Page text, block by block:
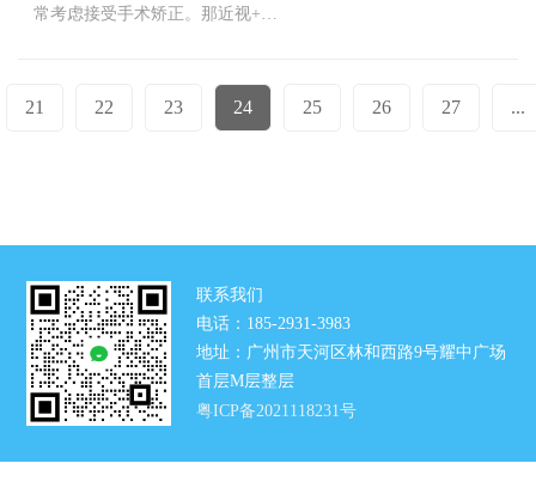
常考虑接受手术矫正。那近视+散
21 22 23 24 25 26 27 ...
联系我们
电话：185-2931-3983
地址：广州市天河区林和西路9号耀中广场
首层M层整层
粤ICP备2021118231号